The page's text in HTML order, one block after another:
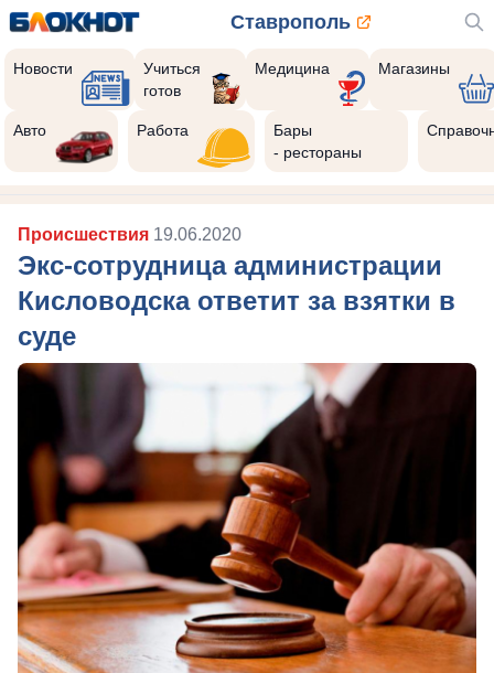
Ставрополь
Новости
Учиться
готов
Медицина Магазины
Авто Работа
Бары
- рестораны
Происшествия 19.06.2020
Экс-сотрудница администрации
Кисловодска ответит за взятки в
суде